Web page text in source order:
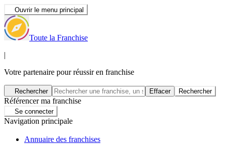
Ouvrir le menu principal
Toute la Franchise
|
Votre partenaire pour réussir en franchise
Rechercher Effacer Rechercher
Référencer ma franchise
Se connecter
Navigation principale
Annuaire des franchises